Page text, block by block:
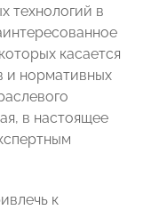
технологий в
касается
и нормативных
в настоящее
к